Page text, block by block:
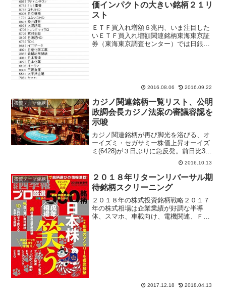
価インパクトの大きい銘柄２１リ
スト
ＥＴＦ買入れ増額６兆円、いま注目した
いＥＴＦ買入れ増額関連銘柄東海東京証
券（東海東京調査センター）では日銀が
2016.08.06 2016.09.22
投資テーマ銘柄
カジノ関連銘柄一覧リスト、公明
政調会長カジノ法案の審議容認を
示唆
カジノ関連銘柄が再び脚光を浴びる、オ
ーイズミ・セガサミー株価上昇オーイズ
ミ(6428)が３日ぶりに急反発。前日比39
円（5.3％）高の779円まで買われてい
る。日本経済新聞など各紙で、「公明党
の石田祝稔政調会長は１２日の記者会見
で、カジノを...
2016.10.13
投資テーマ銘柄
２０１８年リターンリバーサル期
待銘柄スクリーニング
２０１８年の株式投資銘柄戦略２０１７
年の株式相場は企業業績が好調な半導
体、スマホ、車載向け、電機関連、ＦＡ
2017.12.18 2018.04.13